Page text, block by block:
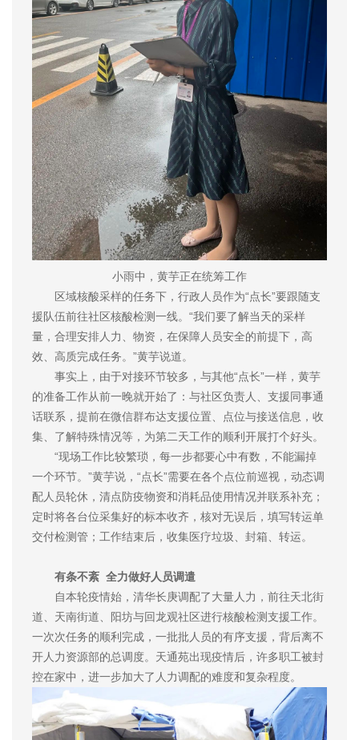
小雨中，黄芋正在统筹工作
区域核酸采样的任务下，行政人员作为“点长”要跟随支
援队伍前往社区核酸检测一线。“我们要了解当天的采样
量，合理安排人力、物资，在保障人员安全的前提下，高
效、高质完成任务。”黄芋说道。
事实上，由于对接环节较多，与其他“点长”一样，黄芋
的准备工作从前一晚就开始了：与社区负责人、支援同事通
话联系，提前在微信群布达支援位置、点位与接送信息，收
集、了解特殊情况等，为第二天工作的顺利开展打个好头。
“现场工作比较繁琐，每一步都要心中有数，不能漏掉
一个环节。”黄芋说，“点长”需要在各个点位前巡视，动态调
配人员轮休，清点防疫物资和消耗品使用情况并联系补充；
定时将各台位采集好的标本收齐，核对无误后，填写转运单
交付检测管；工作结束后，收集医疗垃圾、封箱、转运。
有条不紊 全力做好人员调遣
自本轮疫情始，清华长庚调配了大量人力，前往天北街
道、天南街道、阳坊与回龙观社区进行核酸检测支援工作。
一次次任务的顺利完成，一批批人员的有序支援，背后离不
开人力资源部的总调度。天通苑出现疫情后，许多职工被封
控在家中，进一步加大了人力调配的难度和复杂程度。